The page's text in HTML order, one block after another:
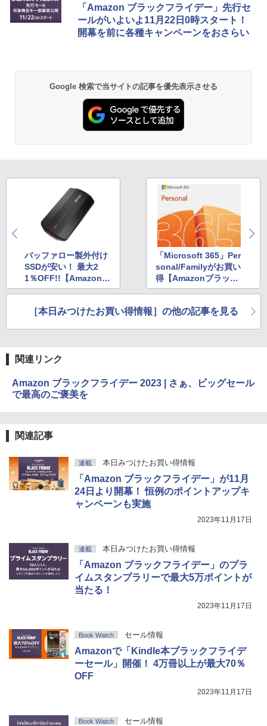
「Amazon ブラックフライデー」先行セ
ールがいよいよ11月22日0時スタート！
開幕を前に各種キャンペーンをおさらい
Google 検索で当サイトの記事を優先表示させる
バッファロー製外付け
SSDが安い！ 最大2
1％OFF!!【Amazonブ
ラックフライデー】
「Microsoft 365」Per
sonal/Familyがお買い
得【Amazonブラック
フライデー】
［本日みつけたお買い得情報］の他の記事を見る
関連リンク
Amazon ブラックフライデー 2023 | さぁ、ビッグセール
で最高のご褒美を
関連記事
連載 本日みつけたお買い得情報
「Amazon ブラックフライデー」が11月
24日より開幕！ 恒例のポイントアップキ
ャンペーンも実施
2023年11月17日
連載 本日みつけたお買い得情報
「Amazon ブラックフライデー」のプラ
イムスタンプラリーで最大5万ポイントが
当たる！
2023年11月17日
Book Watch セール情報
Amazonで「Kindle本ブラックフライデ
ーセール」開催！ 4万冊以上が最大70％
OFF
2023年11月17日
Book Watch セール情報